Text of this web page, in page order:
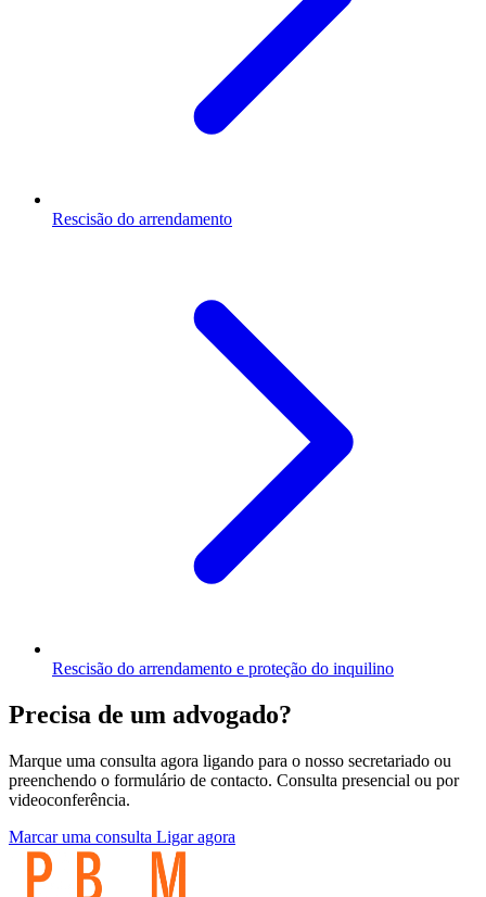
Rescisão do arrendamento
Rescisão do arrendamento e proteção do inquilino
Precisa de um advogado?
Marque uma consulta agora ligando para o nosso secretariado ou
preenchendo o formulário de contacto. Consulta presencial ou por
videoconferência.
Marcar uma consulta Ligar agora